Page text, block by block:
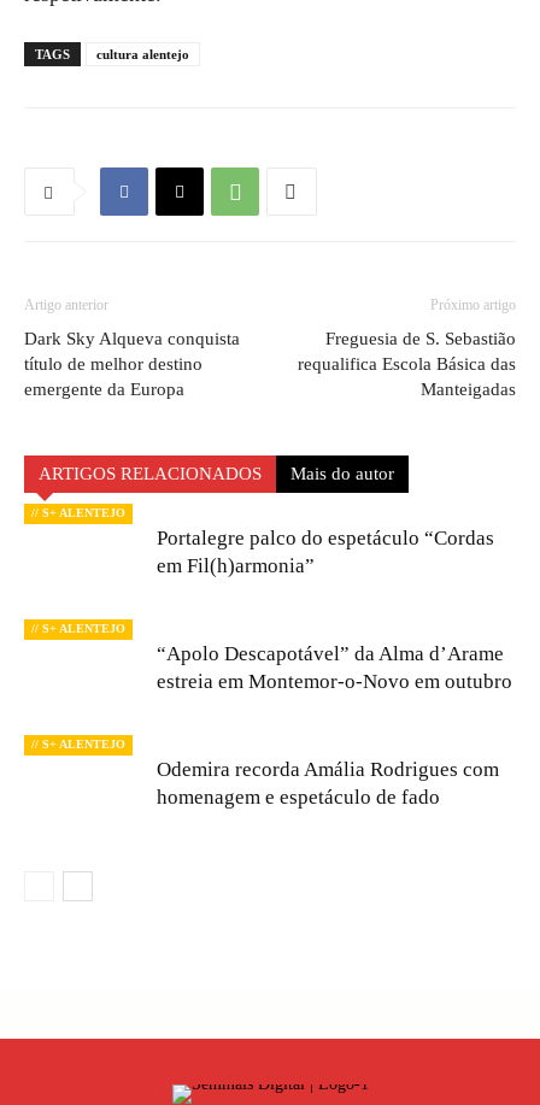
TAGS cultura alentejo
Artigo anterior
Dark Sky Alqueva conquista
título de melhor destino
emergente da Europa
Próximo artigo
Freguesia de S. Sebastião
requalifica Escola Básica das
Manteigadas
ARTIGOS RELACIONADOS Mais do autor
// S+ ALENTEJO
Portalegre palco do espetáculo “Cordas
em Fil(h)armonia”
// S+ ALENTEJO
“Apolo Descapotável” da Alma d’Arame
estreia em Montemor-o-Novo em outubro
// S+ ALENTEJO
Odemira recorda Amália Rodrigues com
homenagem e espetáculo de fado